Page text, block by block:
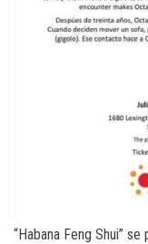
“Habana Feng Shui”